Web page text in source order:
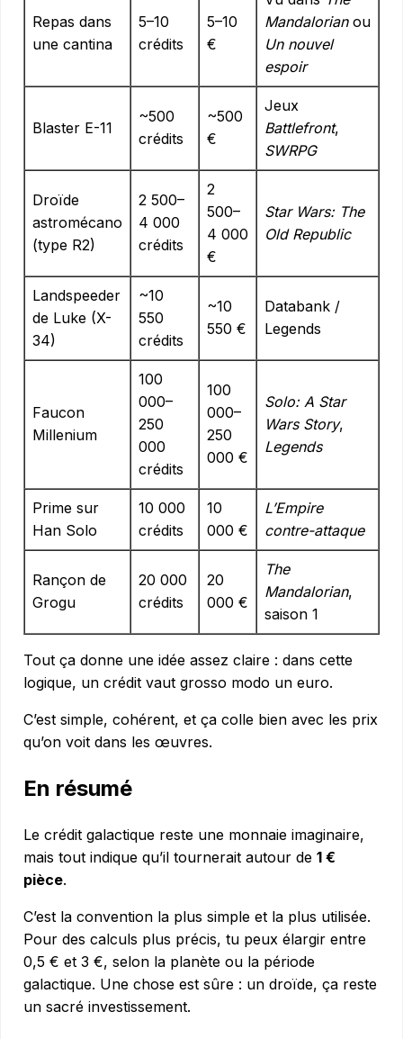
Repas dans
une cantina
5–10
crédits
5–10
€
Mandalorianou
Un nouvel
espoir
Blaster E-11
~500
crédits
~500
€
Jeux
Battlefront,
SWRPG
Droïde
astromécano
(type R2)
2 500–
4 000
crédits
2
500–
4 000
€
Star Wars: The
Old Republic
Landspeeder
de Luke (X-
34)
~10
550
crédits
~10
550 €
Databank /
Legends
Faucon
Millenium
100
000–
250
000
crédits
100
000–
250
000 €
Solo: A Star
Wars Story,
Legends
Prime sur
Han Solo
10 000
crédits
10
000 €
L’Empire
contre-attaque
Rançon de
Grogu
20 000
crédits
20
000 €
The
Mandalorian,
saison 1
Tout ça donne une idée assez claire : dans cette
logique, un crédit vaut grosso modo un euro.
C’est simple, cohérent, et ça colle bien avec les prix
qu’on voit dans les œuvres.
En résumé
Le crédit galactique reste une monnaie imaginaire,
mais tout indique qu’il tournerait autour de 1 €
pièce.
C’est la convention la plus simple et la plus utilisée.
Pour des calculs plus précis, tu peux élargir entre
0,5 € et 3 €, selon la planète ou la période
galactique. Une chose est sûre : un droïde, ça reste
un sacré investissement.